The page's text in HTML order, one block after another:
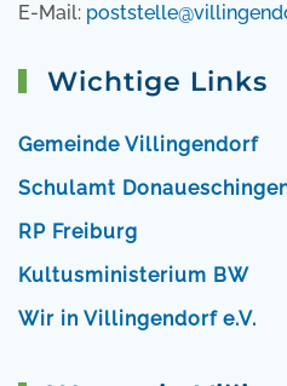
E-Mail:
Wichtige Links
Gemeinde Villingendorf
Schulamt
RP Freiburg
Kultusministerium BW
Wir in Villingendorf e.V.